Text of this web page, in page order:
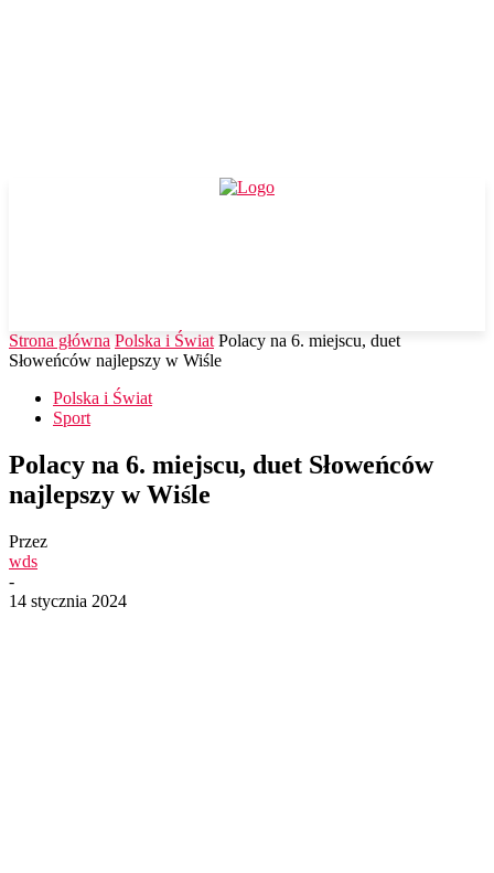
Strona główna Polska i Świat Polacy na 6. miejscu, duet
Słoweńców najlepszy w Wiśle
Polska i Świat
Sport
Polacy na 6. miejscu, duet Słoweńców
najlepszy w Wiśle
Przez
wds
-
14 stycznia 2024